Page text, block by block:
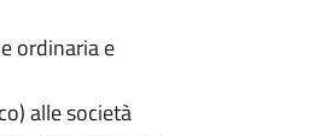
ordinaria e
alle società